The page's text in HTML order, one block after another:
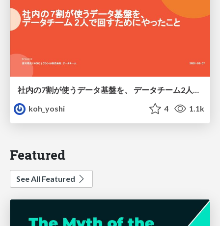
社内の7割が使うデータ基盤を、 データチーム2人で回すためにやったこと
koh_yoshi
4 1.1k
Featured
See All Featured